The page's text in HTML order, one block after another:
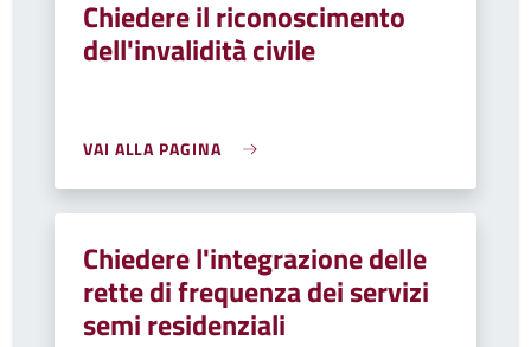
Chiedere il riconoscimento
dell'invalidità civile
VAI ALLA PAGINA
Chiedere l'integrazione delle
rette di frequenza dei servizi
semi residenziali